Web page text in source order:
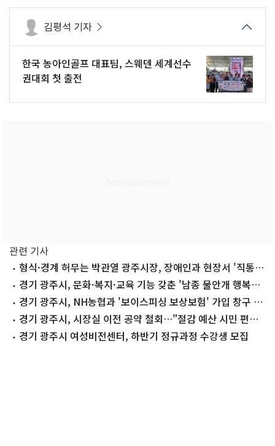
김평석 기자
한국 농아인골프 대표팀, 스웨덴 세계선수
권대회 첫 출전
관련 기사
형식·경계 허무는 박관열 광주시장, 장애인과 현장서 '직통시
장실' 운영
경기 광주시, 문화·복지·교육 기능 갖춘 '남종 물안개 행복센
터' 조성
경기 광주시, NH농협과 '보이스피싱 보상보험' 가입 창구 운
영 경기 광주시, 시장실 이전 공약 철회…"절감 예산 시민 편익
위해 사용"
경기 광주시 여성비전센터, 하반기 정규과정 수강생 모집